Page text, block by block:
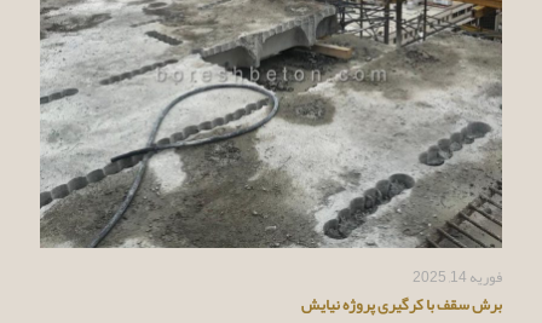
فوریه 14, 2025
برش سقف با کرگیری پروژه نیایش